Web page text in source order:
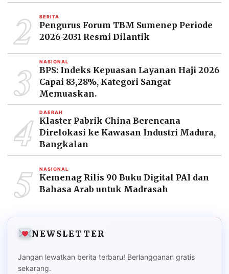
2 BERITA
Pengurus Forum TBM Sumenep Periode
2026-2031 Resmi Dilantik
3 NASIONAL
BPS: Indeks Kepuasan Layanan Haji 2026
Capai 83,28%, Kategori Sangat
Memuaskan.
4 DAERAH
Klaster Pabrik China Berencana
Direlokasi ke Kawasan Industri Madura,
Bangkalan
5 NASIONAL
Kemenag Rilis 90 Buku Digital PAI dan
Bahasa Arab untuk Madrasah
NEWSLETTER
Jangan lewatkan berita terbaru! Berlangganan gratis
sekarang.